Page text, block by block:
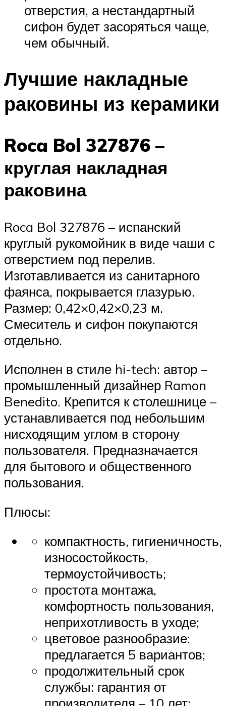
отверстия, а нестандартный
сифон будет засоряться чаще,
чем обычный.
Лучшие накладные
раковины из керамики
Roca Bol 327876 –
круглая накладная
раковина
Roca Bol 327876 – испанский
круглый рукомойник в виде чаши с
отверстием под перелив.
Изготавливается из санитарного
фаянса, покрывается глазурью.
Размер: 0,42×0,42×0,23 м.
Смеситель и сифон покупаются
отдельно.
Исполнен в стиле hi-tech: автор –
промышленный дизайнер Ramon
Benedito. Крепится к столешнице –
устанавливается под небольшим
нисходящим углом в сторону
пользователя. Предназначается
для бытового и общественного
пользования.
Плюсы:
компактность, гигиеничность,
износостойкость,
термоустойчивость;
простота монтажа,
комфортность пользования,
неприхотливость в уходе;
цветовое разнообразие:
предлагается 5 вариантов;
продолжительный срок
службы: гарантия от